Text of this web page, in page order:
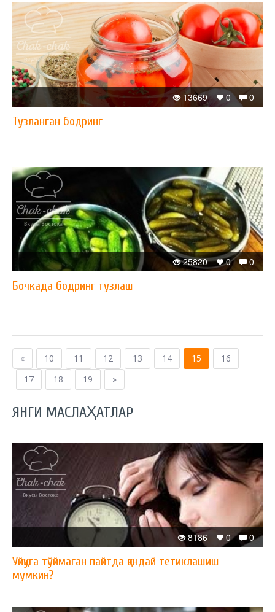
0
0
13669
Тузланган бодринг
0
0
25820
Бочкада бодринг тузлаш
« 10 11 12 13 14 15
16
17
18 19 »
ЯНГИ МАСЛАҲАТЛАР
0
0
8186
Уйқуга тўймаган пайтда қандай тетиклашиш
мумкин?